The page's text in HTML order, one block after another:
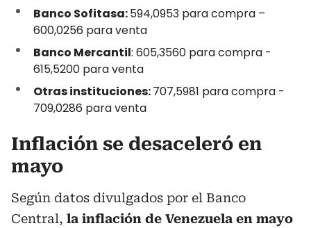
Banco Sofitasa:594,0953 para compra –
600,0256 para venta
Banco Mercantil: 605,3560 para compra -
615,5200 para venta
Otras instituciones:707,5981 para compra -
709,0286 para venta
Inflación se desaceleró en
mayo
Según datos ⁠divulgados por el Banco
Central, la inflación de Venezuela ⁠en mayo